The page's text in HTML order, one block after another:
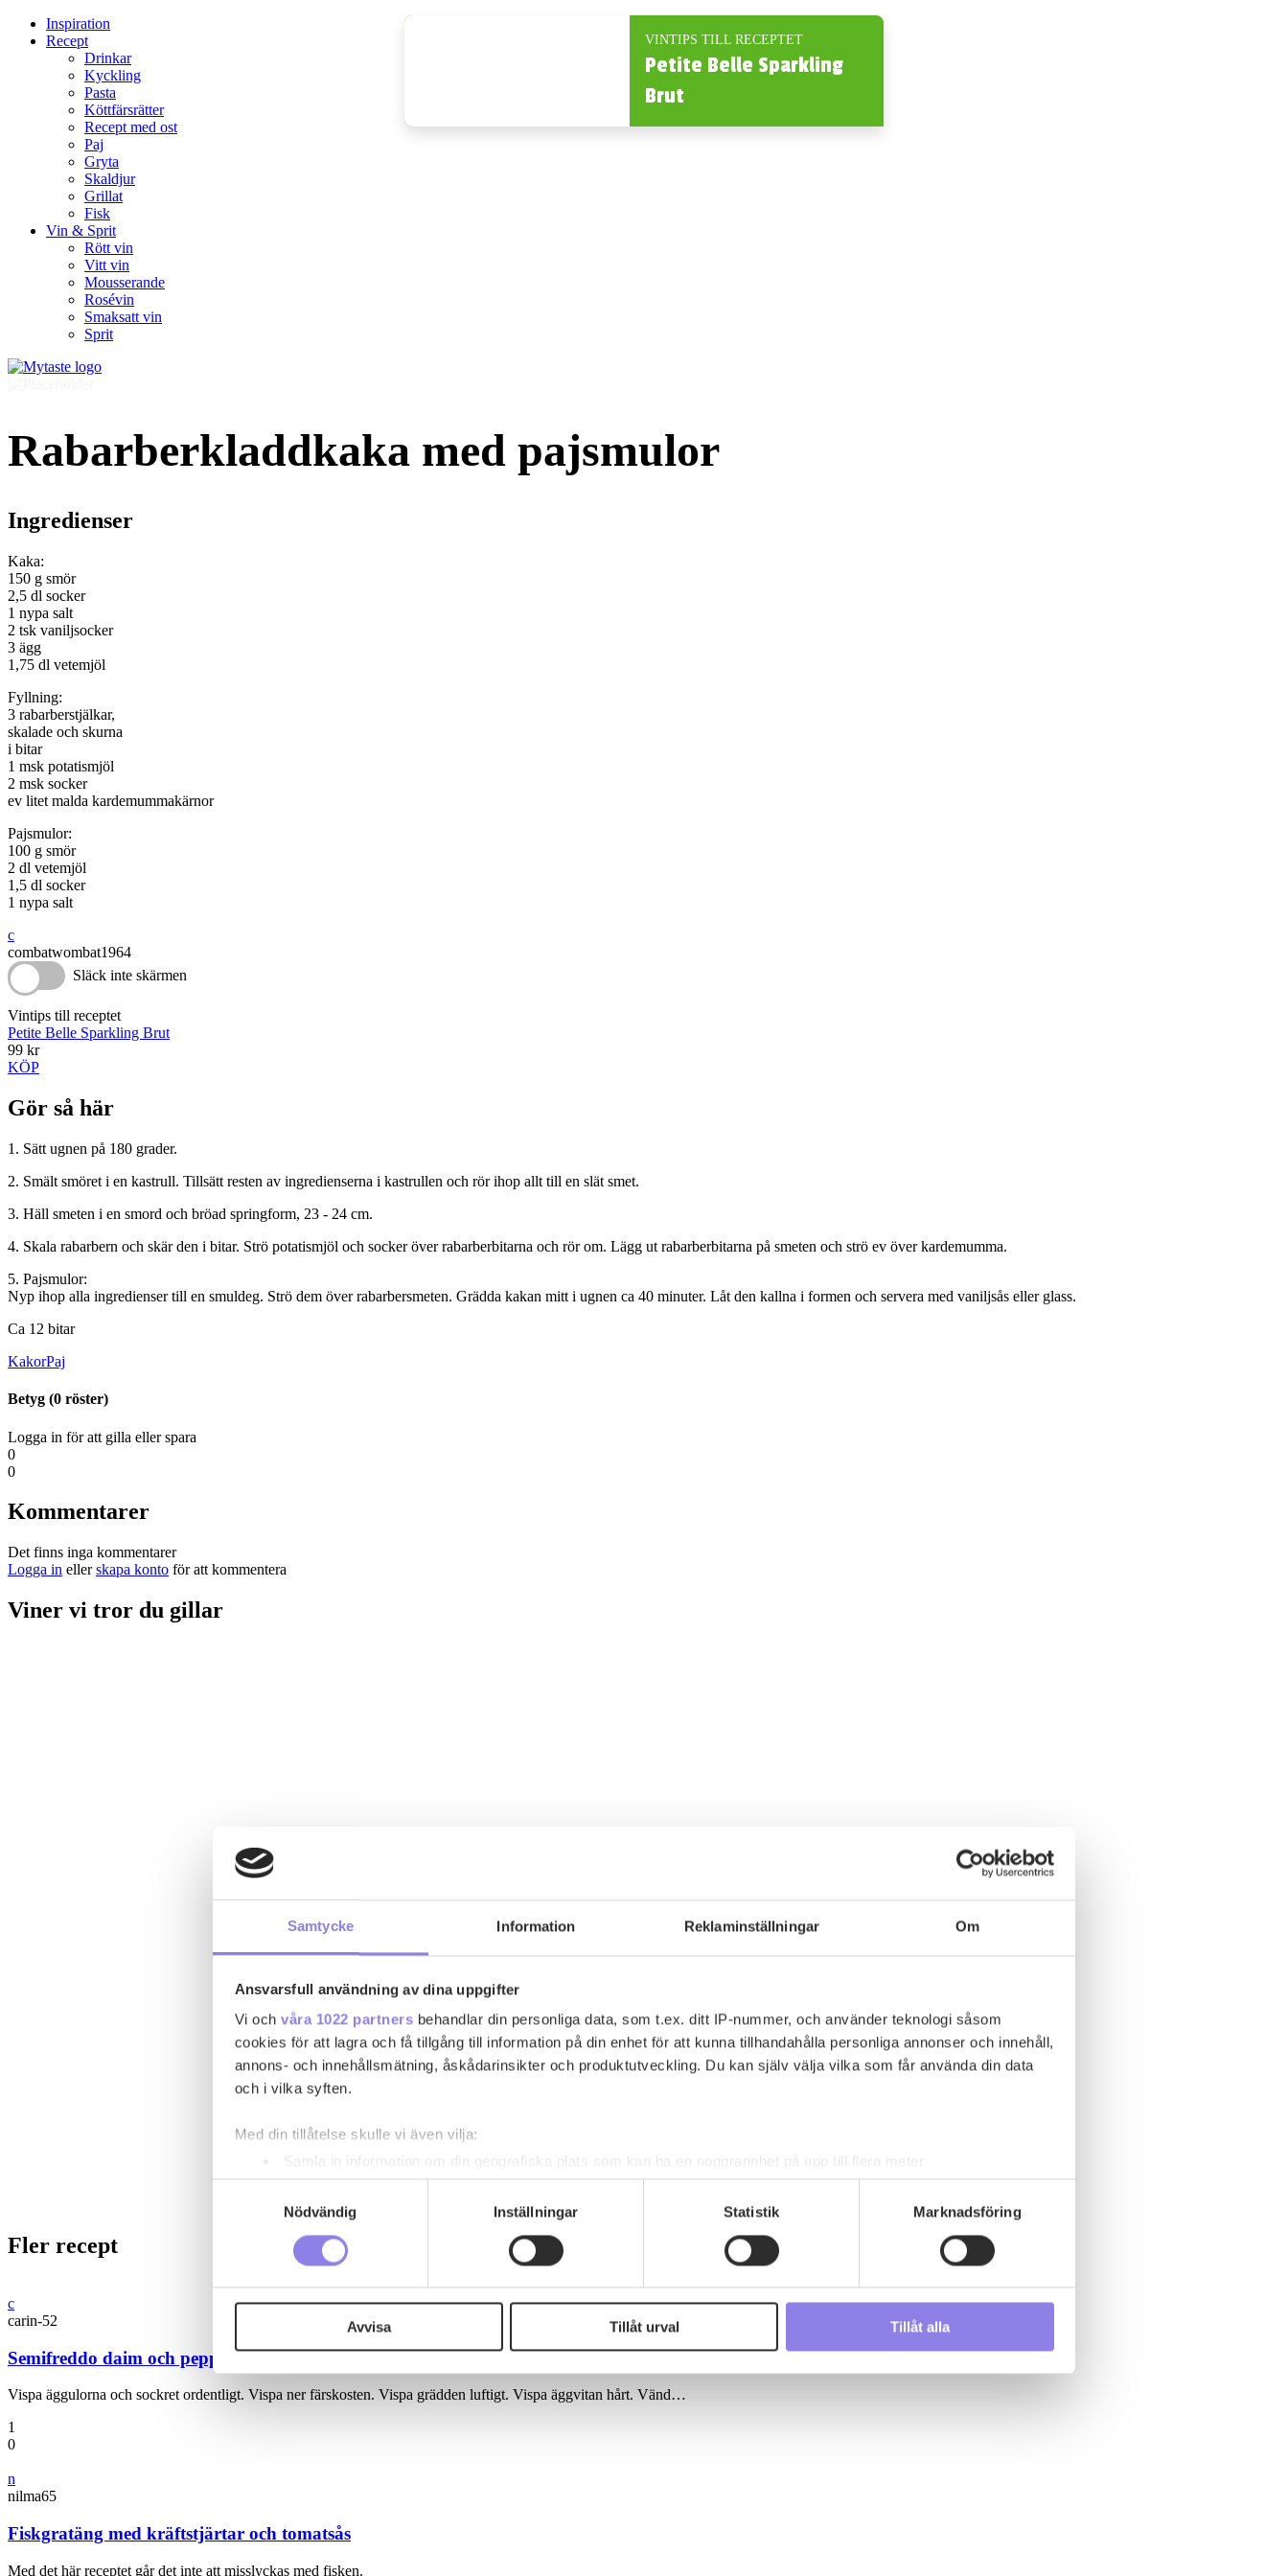
Samtycke Information Reklaminställningar Om
Ansvarsfull användning av dina uppgifter
Vi och våra 1022 partners behandlar din personliga data, som t.ex. ditt IP-nummer, och använder teknologi såsom
cookies för att lagra och få tillgång till information på din enhet för att kunna tillhandahålla personliga annonser och innehåll,
annons- och innehållsmätning, åskådarinsikter och produktutveckling. Du kan själv välja vilka som får använda din data
och i vilka syften.
Med din tillåtelse skulle vi även vilja:
Identifiera din enhet genom att aktivt skanna den för specifika kännetecken (fingeravtryck)
Ta reda på mer om hur dina personliga uppgifter behandlas och ställ in dina preferenser i
detaljsektionen. Du kan ändra
eller dra tillbaka ditt samtycke när som helst från cookie-förklaringen.
eller äldre. Genom att besöka webbplatsen intygar du att du är 25 år eller äldre.
Vi använder enhetsidentifierare för att anpassa innehållet och annonserna till användarna, tillhandahålla funktioner för
sociala medier och analysera vår trafik. Vi vidarebefordrar även sådana identifierare och annan information från din enhet
till de sociala medier och annons- och analysföretag som vi samarbetar med. Dessa kan i sin tur kombinera informationen
Nödvändig
Inställningar Statistik Marknadsföring
Avvisa Tillåt urval Tillåt alla
Inspiration
Recept
Drinkar
Kyckling
Pasta
Köttfärsrätter
Recept med ost
Paj
Gryta
Skaldjur
Grillat
Fisk
Vin & Sprit
Rött vin
Vitt vin
Mousserande
Rosévin
Smaksatt vin
Sprit
VINTIPS TILL RECEPTET
Petite Belle Sparkling
Brut
Rabarberkladdkaka med pajsmulor
Ingredienser
Kaka:
150 g smör
2,5 dl socker
1 nypa salt
2 tsk vaniljsocker
3 ägg
1,75 dl vetemjöl
Fyllning:
3 rabarberstjälkar,
skalade och skurna
i bitar
1 msk potatismjöl
2 msk socker
ev litet malda kardemummakärnor
Pajsmulor:
100 g smör
2 dl vetemjöl
1,5 dl socker
1 nypa salt
c
combatwombat1964
Släck inte skärmen
Vintips till receptet
Petite Belle Sparkling Brut
99 kr
KÖP
Gör så här
1. Sätt ugnen på 180 grader.
2. Smält smöret i en kastrull. Tillsätt resten av ingredienserna i kastrullen och rör ihop allt till en slät smet.
3. Häll smeten i en smord och bröad springform, 23 - 24 cm.
4. Skala rabarbern och skär den i bitar. Strö potatismjöl och socker över rabarberbitarna och rör om. Lägg ut rabarberbitarna på smeten och strö ev över kardemumma.
5. Pajsmulor:
Nyp ihop alla ingredienser till en smuldeg. Strö dem över rabarbersmeten. Grädda kakan mitt i ugnen ca 40 minuter. Låt den kallna i formen och servera med vaniljsås eller glass.
Ca 12 bitar
KakorPaj
Betyg (0 röster)
Logga in för att gilla eller spara
0
0
Kommentarer
Det finns inga kommentarer
Logga in ellerskapa konto för att kommentera
Viner vi tror du gillar
Fler recept
c
carin-52
Semifreddo daim och pepparkaka
Vispa äggulorna och sockret ordentligt. Vispa ner färskosten. Vispa grädden luftigt. Vispa äggvitan hårt. Vänd…
1
0
n
nilma65
Fiskgratäng med kräftstjärtar och tomatsås
Med det här receptet går det inte att misslyckas med fisken.